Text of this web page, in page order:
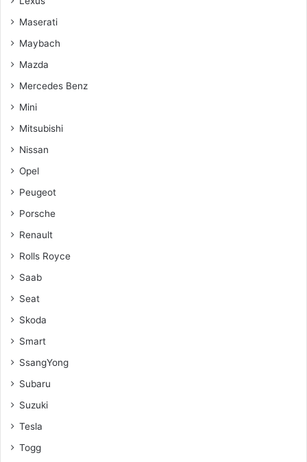
Maserati
Maybach
Mazda
Mercedes Benz
Mini
Mitsubishi
Nissan
Opel
Peugeot
Porsche
Renault
Rolls Royce
Saab
Seat
Skoda
Smart
SsangYong
Subaru
Suzuki
Tesla
Togg